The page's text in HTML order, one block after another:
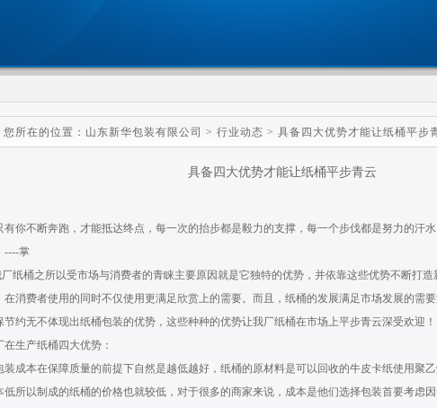
您所在的位置：山东新华包装有限公司 > 行业动态 > 具备四大优势才能让纸桶平步
具备四大优势才能让纸桶平步青云
你不断奔跑，才能抵达终点，每一次的抬步都是毅力的支撑，每一个步伐都是努力的汗
----掌
纸桶之所以受市场与消费者的青睐主要原因就是它独特的优势，并依靠这些优势不断打
在消费者使用的同时不仅使用更满足欣赏上的需要。而且，纸桶的发展满足市场发展的需
节约无不体现出纸桶包装的优势，这些种种的优势让我厂纸桶在市场上平步青云深受欢迎！
在生产纸桶四大优势：
成本在保障质量的前提下自然是越低越好，纸桶的原材料是可以回收的牛皮卡纸使用聚
低所以制成的纸桶的价格也就较低，对于很多的商家来说，成本是他们选择包装首要考虑因